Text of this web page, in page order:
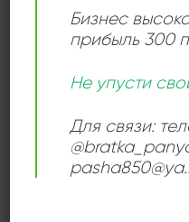
Add to
Бизнес
прибыль 300
Не упусти
Для связи: